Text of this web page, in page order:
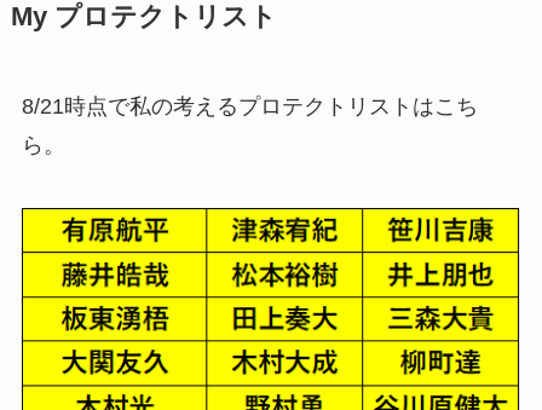
My プロテクトリスト
8/21時点で私の考えるプロテクトリストはこち
ら。